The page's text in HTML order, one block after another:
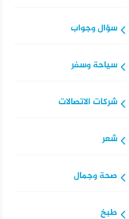
سؤال وجواب
سياحة وسفر
شركات الاتصالات
شعر
صحة وجمال
طبخ